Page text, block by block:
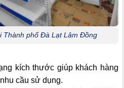
Thành phố Đà Lạt Lâm Đồng
kích thước giúp khách hàng
cầu sử dụng.